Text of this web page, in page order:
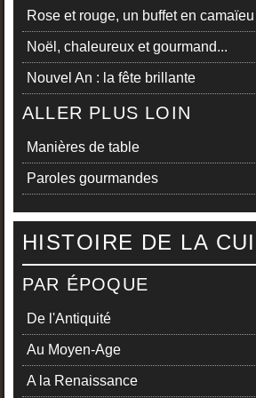
Rose et rouge, un buffet en camaïeu
Noël, chaleureux et gourmand...
Nouvel An : la fête brillante
ALLER PLUS LOIN
Manières de table
Paroles gourmandes
HISTOIRE DE LA
PAR ÉPOQUE
De l'Antiquité
Au Moyen-Age
A la Renaissance